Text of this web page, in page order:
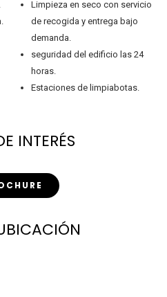
Limpieza en seco con servicio
de recogida y entrega bajo
demanda.
seguridad del edificio las 24
horas.
Estaciones de limpiabotas.
INTERÉS